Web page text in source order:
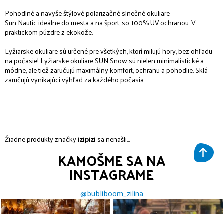
Pohodlné a navyše štýlové polarizačné slnečné okuliare
Sun Nautic ideálne do mesta a na šport, so 100% UV ochranou. V
praktickom púzdre z ekokože.
Lyžiarske okuliare sú určené pre všetkých, ktorí milujú hory, bez ohľadu
na počasie! Lyžiarske okuliare SUN Snow sú nielen minimalistické a
módne, ale tiež zaručujú maximálny komfort, ochranu a pohodlie. Sklá
zaručujú vynikajúci výhľad za každého počasia.
Žiadne produkty značkyizipizi sa nenašli...
KAMOŠME SA NA
INSTAGRAME
@bubliboom_zilina